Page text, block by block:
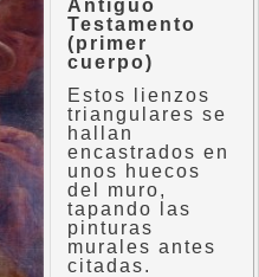
Antiguo
Testamento
(primer
cuerpo)
Estos lienzos
triangulares se
hallan
encastrados en
unos huecos
del muro,
tapando las
pinturas
murales antes
citadas.